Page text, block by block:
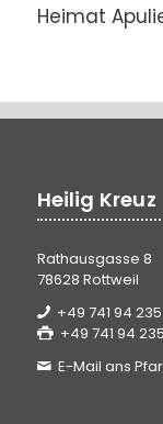
Heimat
Heilig Kreuz
Rathausgasse 8
78628 Rottweil
+49 741 94 235
+49 741 94
E-Mail ans